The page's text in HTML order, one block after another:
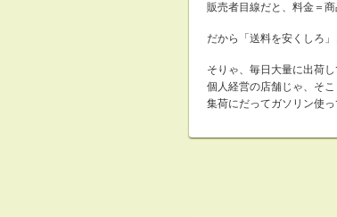
販売者目線だと、料金＝
だから「送料を安くしろ
そりゃ、毎日大量に出荷
個人経営の店舗じゃ、そ
集荷にだってガソリン使っ